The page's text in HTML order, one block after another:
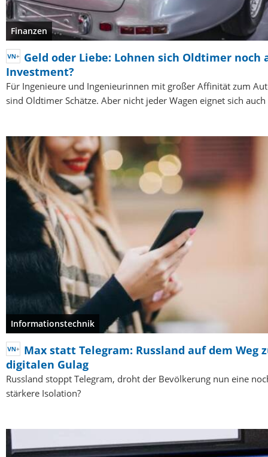
Finanzen
Geld oder Liebe: Lohnen sich Oldtimer noch
Investment?
Für Ingenieure und Ingenieurinnen mit großer Affinität zum
sind Oldtimer Schätze. Aber nicht jeder Wagen eignet sich
Informationstechnik
Max statt Telegram: Russland auf dem Weg
digitalen Gulag
Russland stoppt Telegram, droht der Bevölkerung nun eine
stärkere Isolation?